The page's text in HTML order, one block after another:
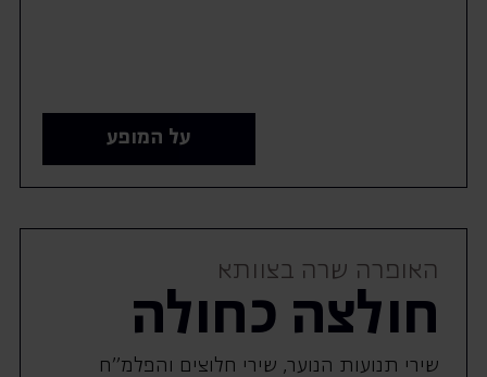
על המופע
האופרה שרה בצוותא
חולצה כחולה
שירי תנועות הנוער, שירי חלוצים והפלמ"ח